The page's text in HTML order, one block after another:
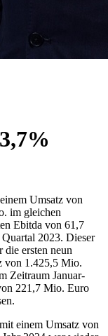
Umsatz von
im gleichen
Ebitda von 61,7
2023. Dieser
ersten neun
von 1.425,5 Mio.
Zeitraum Januar-
221,7 Mio. Euro
einem Umsatz von